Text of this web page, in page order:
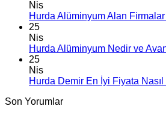
Nis
Hurda Alüminyum Alan
25
Nis
Hurda Alüminyum Nedir ve
25
Nis
Hurda Demir En İyi Fiyata Nasıl
Son Yorumlar